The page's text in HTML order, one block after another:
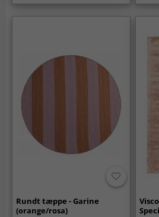
Rundt tæppe - Garine
(orange/rosa)